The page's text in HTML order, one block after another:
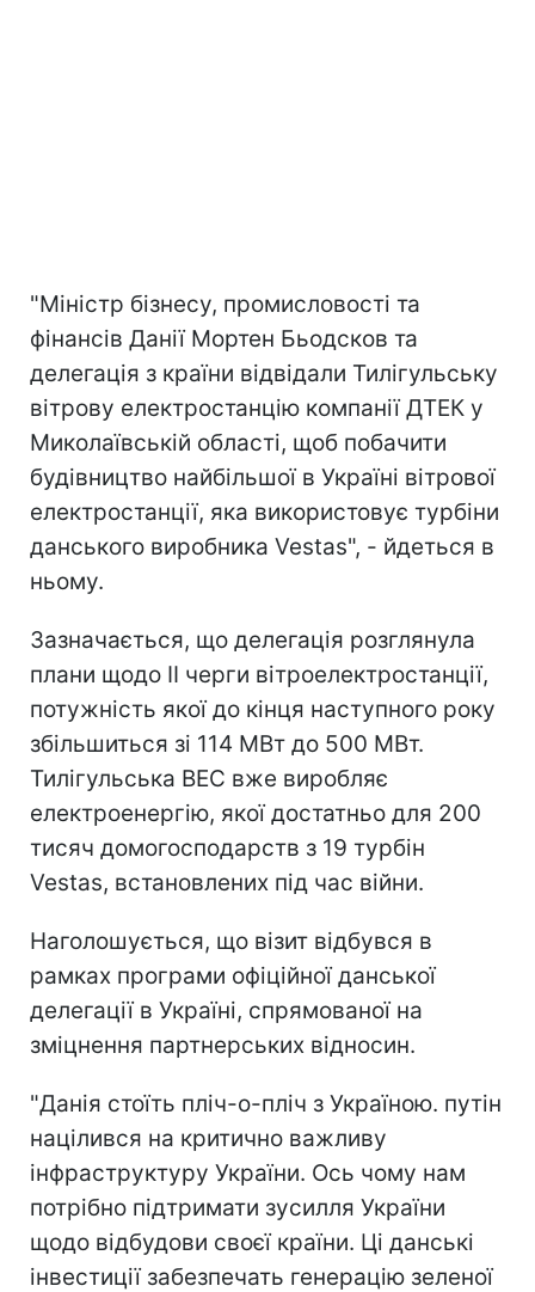
"Міністр бізнесу, промисловості та
фінансів Данії Мортен Бьодсков та
делегація з країни відвідали Тилігульську
вітрову електростанцію компанії ДТЕК у
Миколаївській області, щоб побачити
будівництво найбільшої в Україні вітрової
електростанції, яка використовує турбіни
данського виробника Vestas", - йдеться в
ньому.
Зазначається, що делегація розглянула
плани щодо ІІ черги вітроелектростанції,
потужність якої до кінця наступного року
збільшиться зі 114 МВт до 500 МВт.
Тилігульська ВЕС вже виробляє
електроенергію, якої достатньо для 200
тисяч домогосподарств з 19 турбін
Vestas, встановлених під час війни.
Наголошується, що візит відбувся в
рамках програми офіційної данської
делегації в Україні, спрямованої на
зміцнення партнерських відносин.
"Данія стоїть пліч-о-пліч з Україною. путін
націлився на критично важливу
інфраструктуру України. Ось чому нам
потрібно підтримати зусилля України
щодо відбудови своєї країни. Ці данські
інвестиції забезпечать генерацію зеленої